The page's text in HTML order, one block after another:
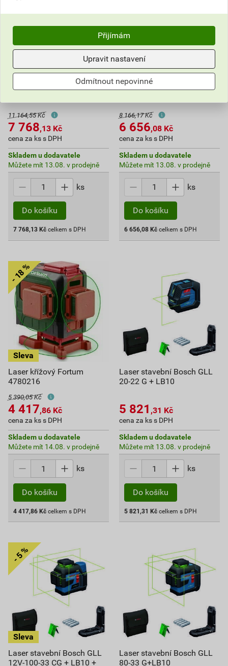
Laser křížový Bosch GCL 2-
11 164,55 Kč
7 768,13 Kč
cena za ks s DPH
Skladem u dodavatele
Můžete mít 13.08. v prodejně
ks
Do košíku
7 768,13 Kč celkem s DPH
Laser křížový Bosch GCL 2-
8 166,17 Kč
6 656,08 Kč
cena za ks s DPH
Skladem u dodavatele
Můžete mít 13.08. v prodejně
ks
Do košíku
6 656,08 Kč celkem s DPH
Laser křížový Fortum
4780216
5 390,05 Kč
4 417,86 Kč
cena za ks s DPH
Skladem u dodavatele
Můžete mít 14.08. v prodejně
ks
Do košíku
4 417,86 Kč celkem s DPH
Laser stavební Bosch GLL
20-22 G + LB10
5 821 ,31 Kč
cena za ks s DPH
Skladem u dodavatele
Můžete mít 13.08. v prodejně
ks
Do košíku
5 821,31 Kč celkem s DPH
Laser stavební Bosch GLL
12V-100-33 CG + LB10 +
Laser stavební Bosch GLL
80-33 G+LB10
Přijímám
Upravit nastavení
Odmítnout nepovinné